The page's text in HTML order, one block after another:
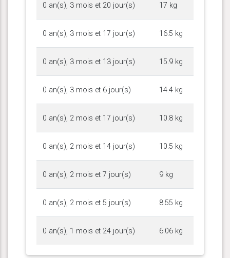
0 an(s), 3 mois et 20 jour(s) 17 kg
0 an(s), 3 mois et 17 jour(s) 16.5 kg
0 an(s), 3 mois et 13 jour(s) 15.9 kg
0 an(s), 3 mois et 6 jour(s) 14.4 kg
0 an(s), 2 mois et 17 jour(s) 10.8 kg
0 an(s), 2 mois et 14 jour(s) 10.5 kg
0 an(s), 2 mois et 7 jour(s) 9 kg
0 an(s), 2 mois et 5 jour(s) 8.55 kg
0 an(s), 1 mois et 24 jour(s) 6.06 kg